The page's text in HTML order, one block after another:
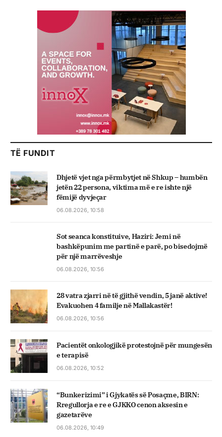
TË FUNDIT
Dhjetë vjet nga përmbytjet në Shkup – humbën
jetën 22 persona, viktima më e re ishte një
fëmijë dyvjeçar
06.08.2026, 10:58
Sot seanca konstituive, ​Haziri: Jemi në
bashkëpunim me partinë e parë, po bisedojmë
për një marrëveshje
06.08.2026, 10:56
28 vatra zjarri në të gjithë vendin, 5 janë aktive!
Evakuohen 4 familje në Mallakastër!
06.08.2026, 10:56
Pacientët onkologjikë protestojnë për mungesën
e terapisë
06.08.2026, 10:52
“Bunkerizimi” i Gjykatës së Posaçme, BIRN:
Rregullorja e re e GJKKO cenon aksesin e
gazetarëve
06.08.2026, 10:49